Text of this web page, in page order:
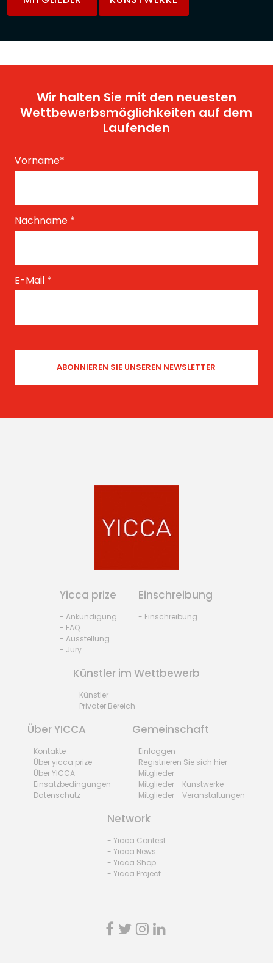
Wir halten Sie mit den neuesten
Wettbewerbsmöglichkeiten auf dem
Laufenden
Vorname*
Nachname *
E-Mail *
Yicca prize
- Ankündigung
- FAQ
- Ausstellung
- Jury
Einschreibung
- Einschreibung
Künstler im Wettbewerb
- Künstler
- Privater Bereich
Über YICCA
- Kontakte
- Über yicca prize
- Über YICCA
- Einsatzbedingungen
- Datenschutz
Gemeinschaft
- Einloggen
- Registrieren Sie sich hier
- Mitglieder
- Mitglieder - Kunstwerke
- Mitglieder - Veranstaltungen
Network
- Yicca Contest
- Yicca News
- Yicca Shop
- Yicca Project